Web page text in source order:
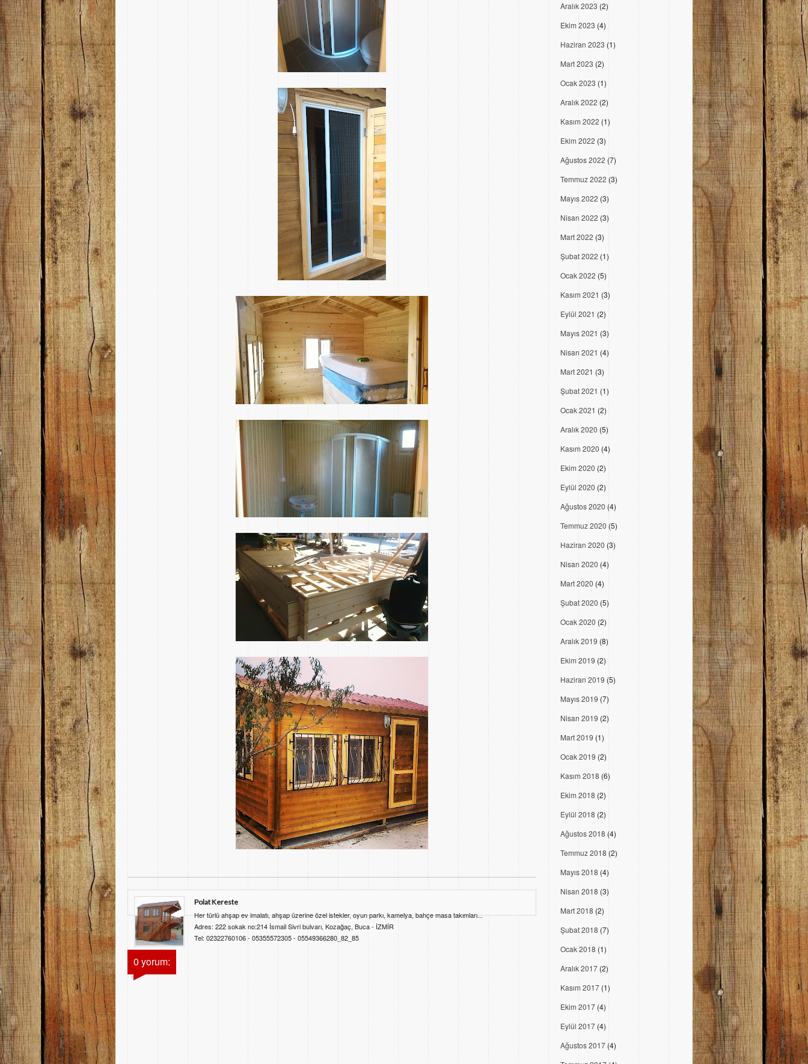
Polat Kereste
Her türlü ahşap ev imalatı, ahşap üzerine özel istekler, oyun parkı, kamelya, bahçe masa takımları...
Adres: 222 sokak no:214 İsmail Sivri bulvarı, Kozağaç, Buca - İZMİR
Tel: 02322760106 - 05355572305 - 05549366280_82_85
0 yorum:
Aralık 2023 (2)
Ekim 2023 (4)
Haziran 2023 (1)
Mart 2023 (2)
Ocak 2023 (1)
Aralık 2022 (2)
Kasım 2022 (1)
Ekim 2022 (3)
Ağustos 2022 (7)
Temmuz 2022 (3)
Mayıs 2022 (3)
Nisan 2022 (3)
Mart 2022 (3)
Şubat 2022 (1)
Ocak 2022 (5)
Kasım 2021 (3)
Eylül 2021 (2)
Mayıs 2021 (3)
Nisan 2021 (4)
Mart 2021 (3)
Şubat 2021 (1)
Ocak 2021 (2)
Aralık 2020 (5)
Kasım 2020 (4)
Ekim 2020 (2)
Eylül 2020 (2)
Ağustos 2020 (4)
Temmuz 2020 (5)
Haziran 2020 (3)
Nisan 2020 (4)
Mart 2020 (4)
Şubat 2020 (5)
Ocak 2020 (2)
Aralık 2019 (8)
Ekim 2019 (2)
Haziran 2019 (5)
Mayıs 2019 (7)
Nisan 2019 (2)
Mart 2019 (1)
Ocak 2019 (2)
Kasım 2018 (6)
Ekim 2018 (2)
Eylül 2018 (2)
Ağustos 2018 (4)
Temmuz 2018 (2)
Mayıs 2018 (4)
Nisan 2018 (3)
Mart 2018 (2)
Şubat 2018 (7)
Ocak 2018 (1)
Aralık 2017 (2)
Kasım 2017 (1)
Ekim 2017 (4)
Eylül 2017 (4)
Ağustos 2017(4)